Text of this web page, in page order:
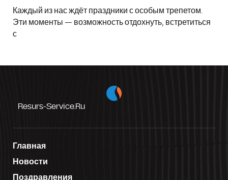
Каждый из нас ждёт праздники с особым трепетом.
Эти моменты — возможность отдохнуть, встретиться
с
Resurs-Service.ru
Главная
Новости
Поздравления